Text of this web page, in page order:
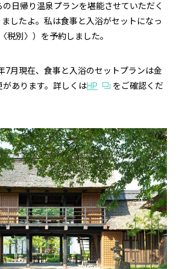
日帰り温泉プランを堪能させていただく
したよ。私は食事と入浴がセットになっ
税別〉）を予約しました。
月現在、食事と入浴のセットプランは金
あります。詳しくはHP
をご確認くだ